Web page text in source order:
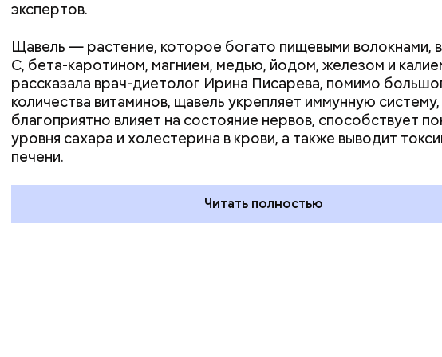
День разглядывания
горизонта и День пьяного
курсанта: какие праздники
отмечают в России и мире 5
День качания на качелях и
День шампанского: какие
и мире 4 августа
экспертов.
Щавель — растение, которое богато пищевыми волокнами,
С, бета-каротином, магнием, медью, йодом, железом и
рассказала врач-диетолог Ирина Писарева, помимо
количества витаминов, щавель укрепляет иммунную систему,
благоприятно влияет на состояние нервов, способствует
уровня сахара и холестерина в крови, а также выводит
печени.
Читать полностью